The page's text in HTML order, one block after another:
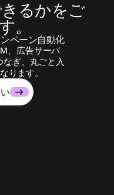
るかをご
。
ペーン自動化
、広告サーバ
なぎ、丸ごと入
ります。